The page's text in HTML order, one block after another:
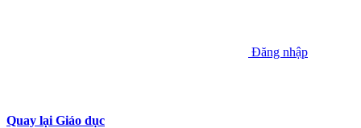
Đăng nhập
Quay lại Giáo dục